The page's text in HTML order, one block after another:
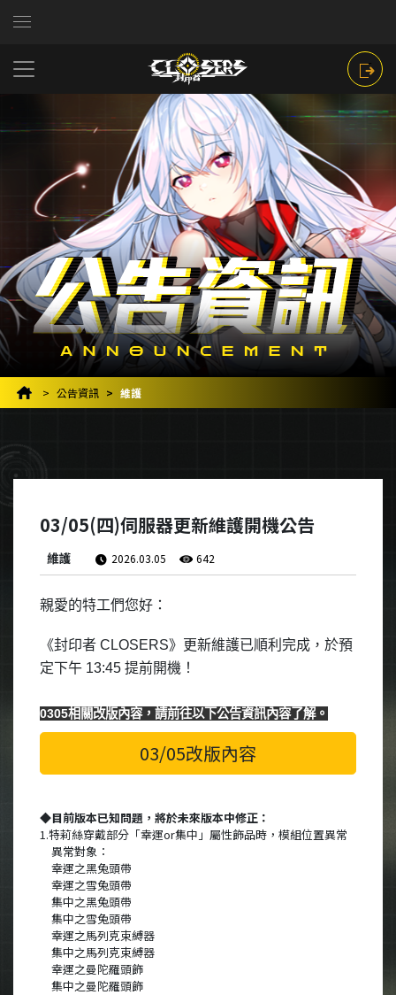
公告資訊 維護
03/05(四)伺服器更新維護開機公告
維護 2026.03.05 642
親愛的特工們您好：
《封印者 CLOSERS》更新維護已順利完成，於預
定下午 13:45 提前開機！
0305相關改版內容，請前往以下公告資訊內容了解。
03/05改版內容
◆目前版本已知問題，將於未來版本中修正：
1.特莉絲穿戴部分「幸運or集中」屬性飾品時，模組位置異常
異常對象：
幸運之黑兔頭帶
幸運之雪兔頭帶
集中之黑兔頭帶
集中之雪兔頭帶
幸運之馬列克束縛器
集中之馬列克束縛器
幸運之曼陀羅頭飾
集中之曼陀羅頭飾